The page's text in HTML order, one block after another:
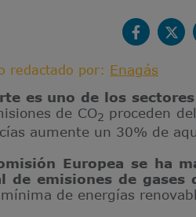
redactado por: Enagás
es uno de los
de CO2 proceden
aumente un 30% de
Europea se ha
emisiones de gases
de energías